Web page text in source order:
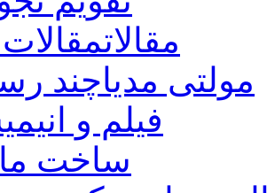
مقالات
مولتی مدیاچند
فیلم و
ساخت